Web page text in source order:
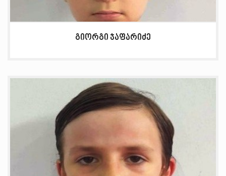
გიორგი ჯაფარიძე